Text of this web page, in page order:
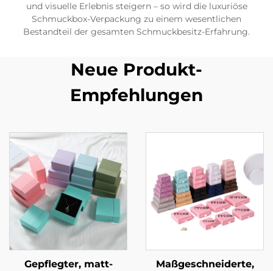
und visuelle Erlebnis steigern – so wird die luxuriöse
Schmuckbox-Verpackung zu einem wesentlichen
Bestandteil der gesamten Schmuckbesitz-Erfahrung.
Neue Produkt-
Empfehlungen
Gepflegter, matt-
Maßgeschneiderte,